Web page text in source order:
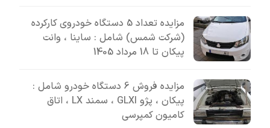
مزایده تعداد 5 دستگاه خودروی کارکرده
(شرکت شمس) شامل : ساینا ، وانت
پیکان تا 18 مرداد 1405
مزایده فروش 6 دستگاه خودرو شامل :
پیکان ، پژو GLXI ، سمند LX ، اتاق
کامیون کمپرسی